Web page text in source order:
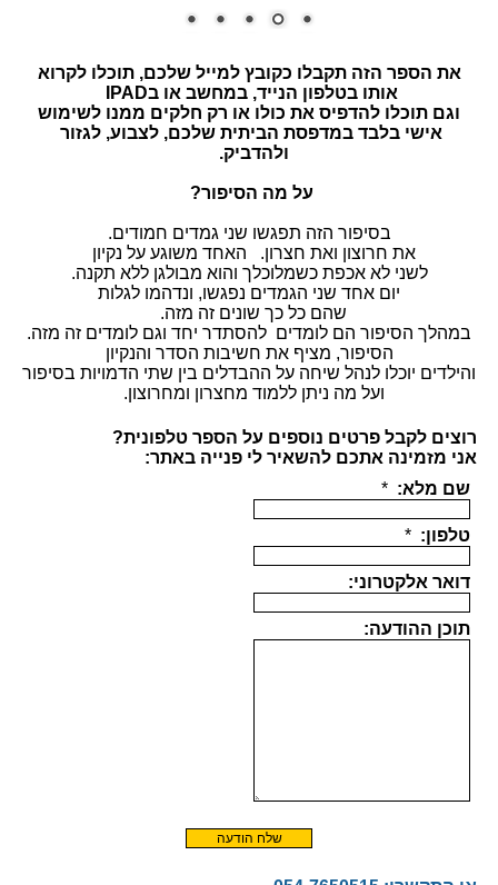
את הספר הזה תקבלו כקובץ למייל שלכם, תוכלו לקרוא
אותו בטלפון הנייד, במחשב או בIPAD
וגם תוכלו להדפיס את כולו או רק חלקים ממנו לשימוש
אישי בלבד במדפסת הביתית שלכם, לצבוע, לגזור
ולהדביק.
על מה הסיפור?
בסיפור הזה תפגשו שני גמדים חמודים.
את חרוצון ואת חצרון. האחד משוגע על נקיון
לשני לא אכפת כשמלוכלך והוא מבולגן ללא תקנה.
יום אחד שני הגמדים נפגשו, ונדהמו לגלות
שהם כל כך שונים זה מזה.
במהלך הסיפור הם לומדים להסתדר יחד וגם לומדים זה מזה.
הסיפור, מציף את חשיבות הסדר והנקיון
והילדים יוכלו לנהל שיחה על ההבדלים בין שתי הדמויות בסיפור
ועל מה ניתן ללמוד מחצרון ומחרוצון.
רוצים לקבל פרטים נוספים על הספר טלפונית?
אני מזמינה אתכם להשאיר לי פנייה באתר: